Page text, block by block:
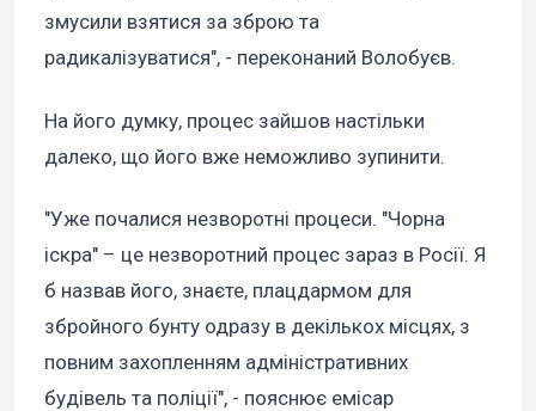
змусили взятися за зброю та
радикалізуватися", - переконаний Волобуєв.
На його думку, процес зайшов настільки
далеко, що його вже неможливо зупинити.
"Уже почалися незворотні процеси. "Чорна
іскра" – це незворотний процес зараз в Росії. Я
б назвав його, знаєте, плацдармом для
збройного бунту одразу в декількох місцях, з
повним захопленням адміністративних
будівель та поліції", - пояснює емісар